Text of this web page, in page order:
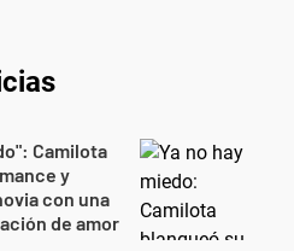
Camilota
y
con una
de amor